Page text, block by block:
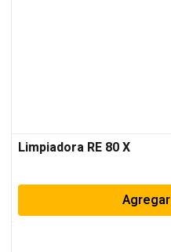
Limpiadora RE 80 X